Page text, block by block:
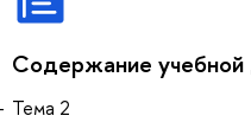
Содержание учебной
Тема 2